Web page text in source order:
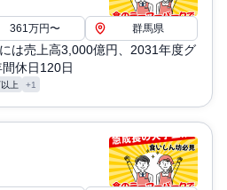
361万円〜 群馬県
は売上高3,000億円、2031年度グ
休日120日
上 +1